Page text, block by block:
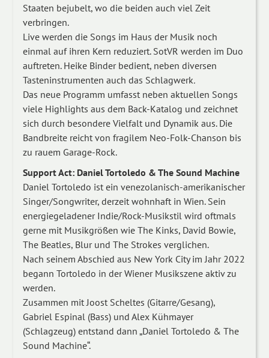
Staaten bejubelt, wo die beiden auch viel Zeit
verbringen.
Live werden die Songs im Haus der Musik noch
einmal auf ihren Kern reduziert. SotVR werden im Duo
auftreten. Heike Binder bedient, neben diversen
Tasteninstrumenten auch das Schlagwerk.
Das neue Programm umfasst neben aktuellen Songs
viele Highlights aus dem Back-Katalog und zeichnet
sich durch besondere Vielfalt und Dynamik aus. Die
Bandbreite reicht von fragilem Neo-Folk-Chanson bis
zu rauem Garage-Rock.
Support Act: Daniel Tortoledo & The Sound Machine
Daniel Tortoledo ist ein venezolanisch-amerikanischer
Singer/Songwriter, derzeit wohnhaft in Wien. Sein
energiegeladener Indie/Rock-Musikstil wird oftmals
gerne mit Musikgrößen wie The Kinks, David Bowie,
The Beatles, Blur und The Strokes verglichen.
Nach seinem Abschied aus New York City im Jahr 2022
begann Tortoledo in der Wiener Musikszene aktiv zu
werden.
Zusammen mit Joost Scheltes (Gitarre/Gesang),
Gabriel Espinal (Bass) und Alex Kühmayer
(Schlagzeug) entstand dann „Daniel Tortoledo & The
Sound Machine“.